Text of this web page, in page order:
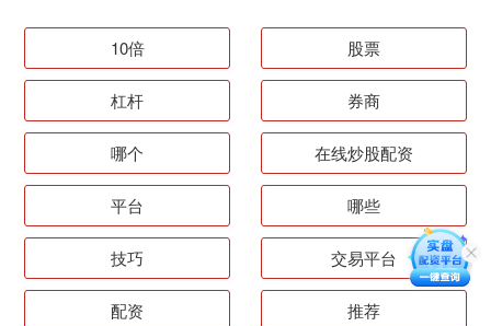
10倍 股票
杠杆 券商
哪个 在线炒股配资
平台 哪些
技巧 交易平台
配资 推荐